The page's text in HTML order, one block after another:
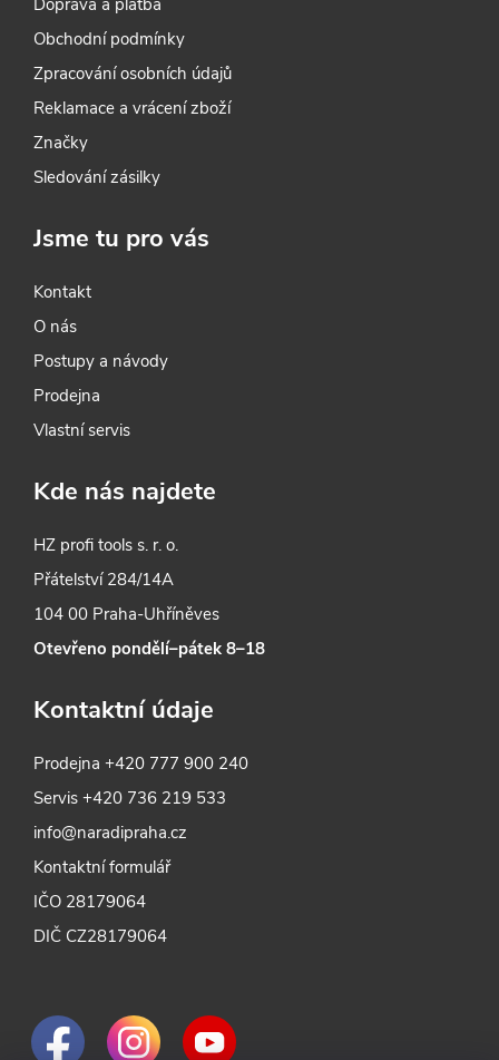
Obchodní podmínky
Zpracování osobních údajů
Reklamace a vrácení zboží
Značky
Sledování zásilky
Jsme tu pro vás
Kontakt
O nás
Postupy a návody
Prodejna
Vlastní servis
Kde nás najdete
HZ profi tools s. r. o.
Přátelství 284/14A
104 00 Praha-Uhříněves
Otevřeno pondělí–pátek 8–18
Kontaktní údaje
Prodejna+420 777 900 240
Servis+420 736 219 533
info@naradipraha.cz
Kontaktní formulář
IČO 28179064
DIČ CZ28179064